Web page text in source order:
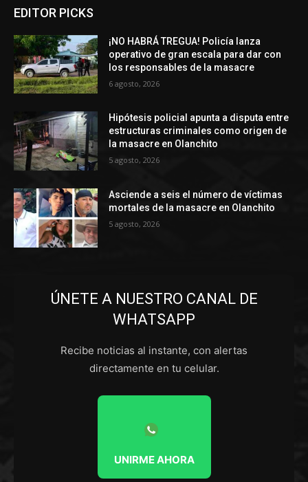
EDITOR PICKS
¡NO HABRÁ TREGUA! Policía lanza
operativo de gran escala para dar con
los responsables de la masacre
6 agosto, 2026
Hipótesis policial apunta a disputa entre
estructuras criminales como origen de
la masacre en Olanchito
5 agosto, 2026
Asciende a seis el número de víctimas
mortales de la masacre en Olanchito
5 agosto, 2026
ÚNETE A NUESTRO CANAL DE
WHATSAPP
Recibe noticias al instante, con alertas
directamente en tu celular.
UNIRME AHORA